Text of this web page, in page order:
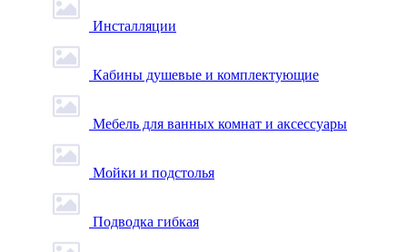
Инсталляции
Кабины душевые и комплектующие
Мебель для ванных комнат и аксессуары
Мойки и подстолья
Подводка гибкая